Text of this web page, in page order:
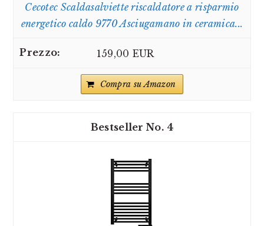
Cecotec Scaldasalviette riscaldatore a risparmio
energetico caldo 9770 Asciugamano in ceramica...
159,00 EUR
Compra su Amazon
4